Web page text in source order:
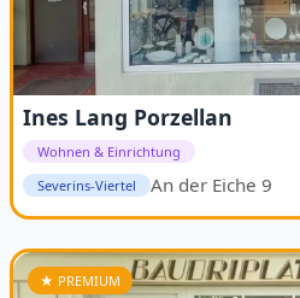
Ines Lang Porzellan
Wohnen & Einrichtung
Severins-Viertel
An der Eiche 9
★ PREMIUM